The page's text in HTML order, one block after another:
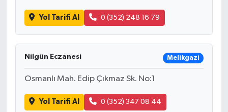
Yol Tarifi Al 0 (352) 248 16 79
Nilgün Eczanesi Melikgazi
Osmanlı Mah. Edip Çıkmaz Sk. No:1
Yol Tarifi Al 0 (352) 347 08 44